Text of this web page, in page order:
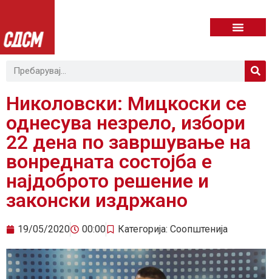
Николовски: Мицкоски се
однесува незрело, избори
22 дена по завршување на
вонредната состојба е
најдоброто решение и
законски издржано
19/05/2020 00:00 Категорија: Соопштенија